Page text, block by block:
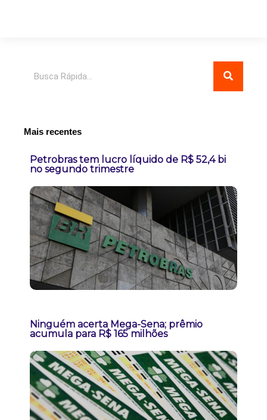
Mais recentes
Petrobras tem lucro líquido de R$ 52,4 bi
no segundo trimestre
Ninguém acerta Mega-Sena; prêmio
acumula para R$ 165 milhões